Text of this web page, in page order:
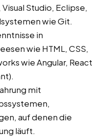
Studio, Eclipse,
wie Git.
in
wie HTML, CSS,
wie Angular, React
mit
auf denen die
läuft.